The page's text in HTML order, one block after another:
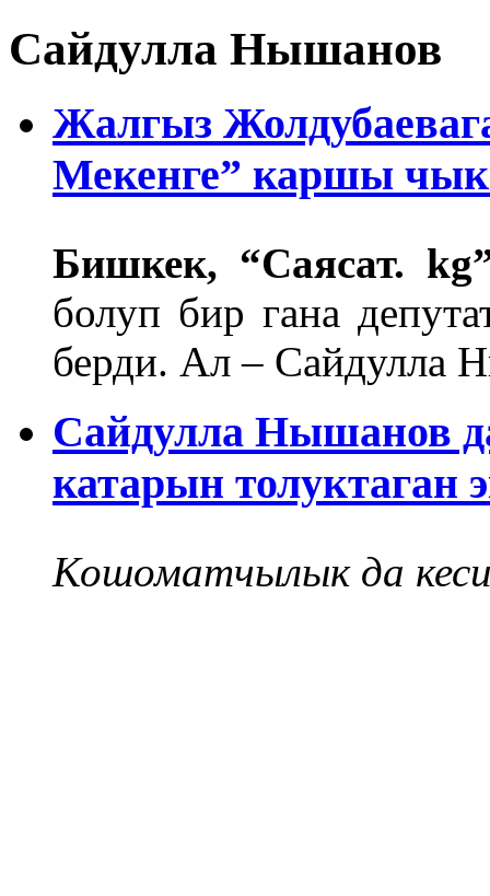
Сайдулла Нышанов
Жалгыз
Мекенге” каршы
Бишкек, “Саясат.
болуп бир гана
берди. Ал – Сайдулла
Сайдулла Нышанов
катарын толуктаган
Кошоматчылык да